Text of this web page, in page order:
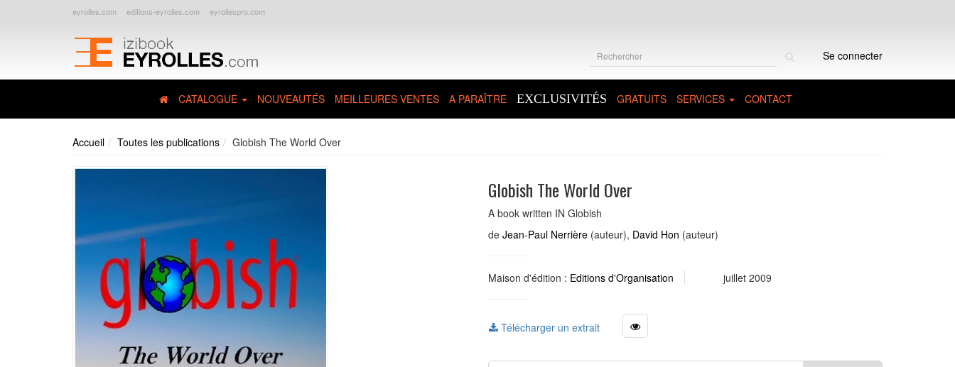
eyrolles.com editions-eyrolles.com eyrollespro.com
Se connecter
CATALOGUE NOUVEAUTÉS MEILLEURES VENTES A PARAÎTRE EXCLUSIVITÉS GRATUITS SERVICES CONTACT
Accueil Toutes les publications Globish The World Over
Globish The World Over
A book written IN Globish
de Jean-Paul Nerrière (auteur), David Hon (auteur)
Maison d'édition : Editions d'Organisation juillet 2009
Télécharger un extrait